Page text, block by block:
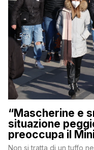
“Mascherine e
situazione
preoccupa il
Non si tratta di un tuffo